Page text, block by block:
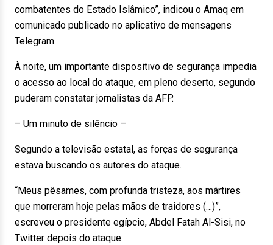
combatentes do Estado Islâmico”, indicou o Amaq em
comunicado publicado no aplicativo de mensagens
Telegram.
À noite, um importante dispositivo de segurança impedia
o acesso ao local do ataque, em pleno deserto, segundo
puderam constatar jornalistas da AFP.
– Um minuto de silêncio –
Segundo a televisão estatal, as forças de segurança
estava buscando os autores do ataque.
“Meus pêsames, com profunda tristeza, aos mártires
que morreram hoje pelas mãos de traidores (…)”,
escreveu o presidente egípcio, Abdel Fatah Al-Sisi, no
Twitter depois do ataque.